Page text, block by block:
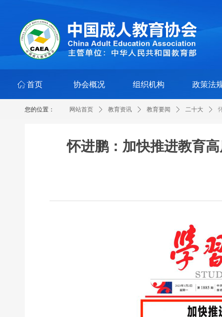
ꀇ 首页 协会概况 组织机构 政策法
网站首页 ꄲ 教育资讯 ꄲ 教育要闻 ꄲ 二十大 ꄲ
您的位置：
怀进鹏：加快推进教育